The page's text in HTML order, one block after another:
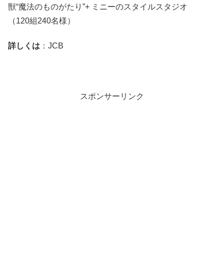
獣“魔法のものがたり”+ ミニーのスタイルスタジオ
（120組240名様）
詳しくは ：JCB
スポンサーリンク